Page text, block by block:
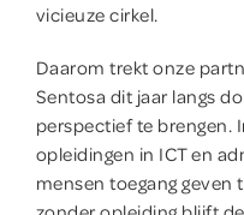
vicieuze cirkel.
Daarom trekt onze
Sentosa dit jaar langs
perspectief te brengen.
opleidingen in ICT en
mensen toegang geven